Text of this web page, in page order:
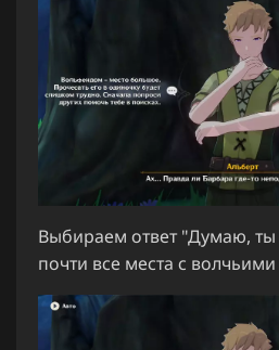
Выбираем ответ "Думаю,
почти все места с